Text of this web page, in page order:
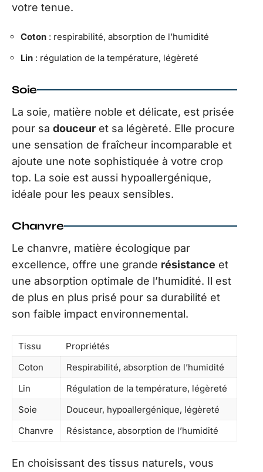
votre tenue.
Coton : respirabilité, absorption de l’humidité
Lin : régulation de la température, légèreté
Soie
La soie, matière noble et délicate, est prisée
pour sa douceur et sa légèreté. Elle procure
une sensation de fraîcheur incomparable et
ajoute une note sophistiquée à votre crop
top. La soie est aussi hypoallergénique,
idéale pour les peaux sensibles.
Chanvre
Le chanvre, matière écologique par
excellence, offre une grande résistance et
une absorption optimale de l’humidité. Il est
de plus en plus prisé pour sa durabilité et
son faible impact environnemental.
Tissu
Propriétés
Coton
Respirabilité, absorption de l’humidité
Lin
Régulation de la température, légèreté
Soie
Douceur, hypoallergénique, légèreté
Chanvre
Résistance, absorption de l’humidité
En choisissant des tissus naturels, vous